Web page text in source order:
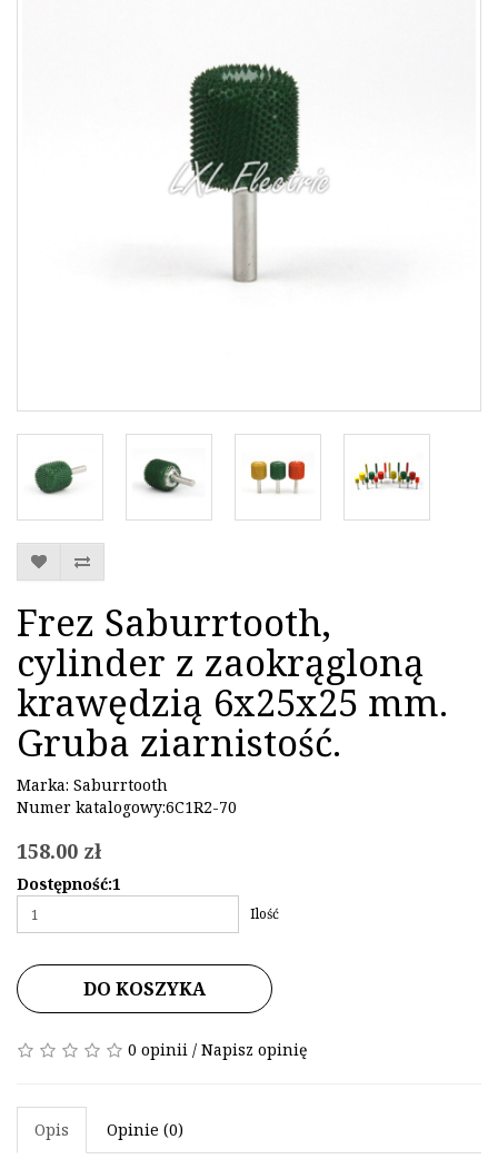
Frez Saburrtooth,
cylinder z zaokrągloną
krawędzią 6x25x25 mm.
Gruba ziarnistość.
Marka: Saburrtooth
Numer katalogowy:6C1R2-70
158.00 zł
Dostępność:1
Ilość
DO KOSZYKA
0 opinii / Napisz opinię
Opis Opinie (0)